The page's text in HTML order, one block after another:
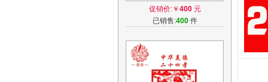
堂八仙24孝图拱门彩虹门不带
风机
促销价:￥ 400元
已销售:400件